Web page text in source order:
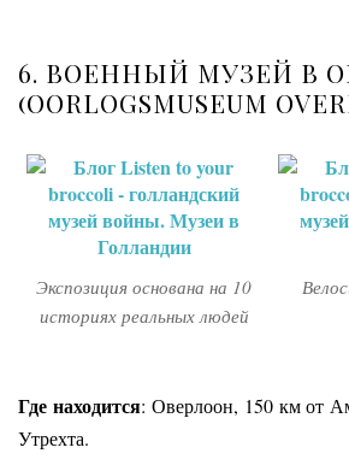
6. ВОЕННЫЙ МУЗЕЙ В
(OORLOGSMUSEUM
Экспозиция основана на 10
историях реальных людей
Где находится: Оверлоон, 150 км от
Утрехта.